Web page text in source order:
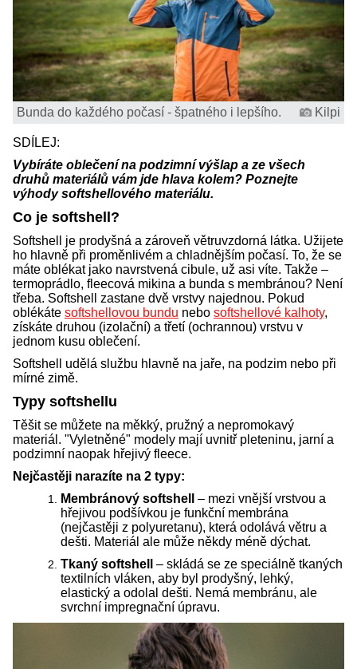
Bunda do každého počasí - špatného i lepšího. Kilpi
SDÍLEJ:
Vybíráte oblečení na podzimní výšlap a ze všech
druhů materiálů vám jde hlava kolem? Poznejte
výhody softshellového materiálu.
Co je softshell?
Softshell je prodyšná a zároveň větruvzdorná látka. Užijete
ho hlavně při proměnlivém a chladnějším počasí. To, že se
máte oblékat jako navrstvená cibule, už asi víte. Takže –
termoprádlo, fleecová mikina a bunda s membránou? Není
třeba. Softshell zastane dvě vrstvy najednou. Pokud
oblékáte softshellovou bundu nebo softshellové kalhoty,
získáte druhou (izolační) a třetí (ochrannou) vrstvu v
jednom kusu oblečení.
Softshell udělá službu hlavně na jaře, na podzim nebo při
mírné zimě.
Typy softshellu
Těšit se můžete na měkký, pružný a nepromokavý
materiál. "Vyletněné" modely mají uvnitř pleteninu, jarní a
podzimní naopak hřejivý fleece.
Nejčastěji narazíte na 2 typy:
Membránový softshell
– mezi vnější vrstvou a
hřejivou podšívkou je funkční membrána
(nejčastěji z polyuretanu), která odolává větru a
dešti. Materiál ale může někdy méně dýchat.
Tkaný softshell
– skládá se ze speciálně tkaných
textilních vláken, aby byl prodyšný, lehký,
elastický a odolal dešti. Nemá membránu, ale
svrchní impregnační úpravu.